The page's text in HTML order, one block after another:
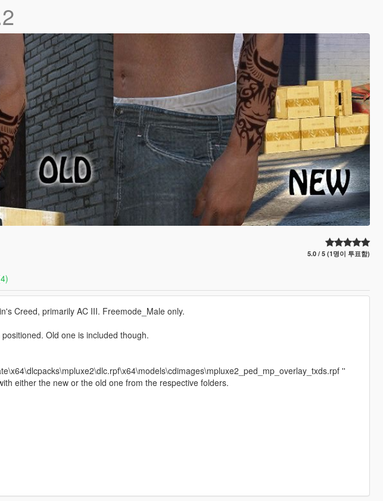
5.0 / 5 (1명이 투표함)
Creed, primarily AC III. Freemode_Male only.
Old one is included though.
''
either the new or the old one from the respective folders.